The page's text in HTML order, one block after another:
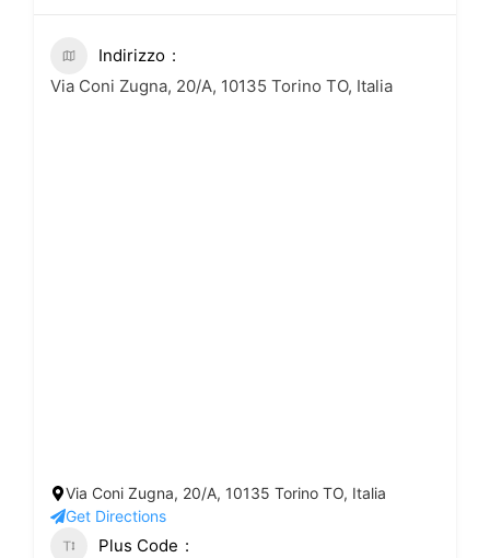
Indirizzo
Via Coni Zugna, 20/A, 10135 Torino TO, Italia
Via Coni Zugna, 20/A, 10135 Torino TO, Italia
Get Directions
Plus Code